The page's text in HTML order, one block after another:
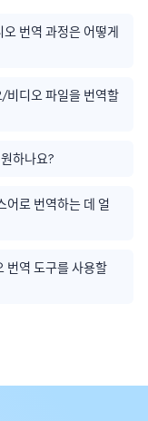
번역 과정은 어떻게
비디오 파일을 번역할
하나요?
로 번역하는 데 얼
번역 도구를 사용할